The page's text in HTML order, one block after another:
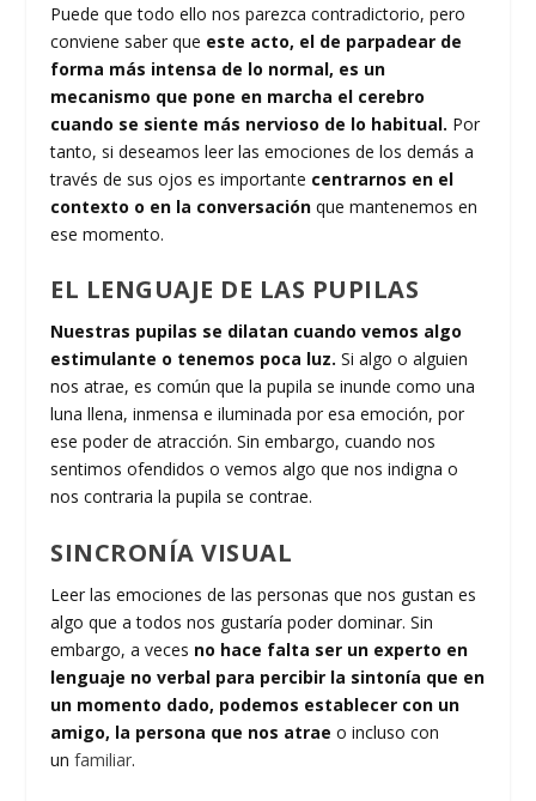
Puede que todo ello nos parezca contradictorio, pero
conviene saber que este acto, el de parpadear de
forma más intensa de lo normal, es un
mecanismo que pone en marcha el cerebro
cuando se siente más nervioso de lo habitual. Por
tanto, si deseamos leer las emociones de los demás a
través de sus ojos es importante centrarnos en el
contexto o en la conversación que mantenemos en
ese momento.
EL LENGUAJE DE LAS PUPILAS
Nuestras pupilas se dilatan cuando vemos algo
estimulante o tenemos poca luz. Si algo o alguien
nos atrae, es común que la pupila se inunde como una
luna llena, inmensa e iluminada por esa emoción, por
ese poder de atracción. Sin embargo, cuando nos
sentimos ofendidos o vemos algo que nos indigna o
nos contraria la pupila se contrae.
SINCRONÍA VISUAL
Leer las emociones de las personas que nos gustan es
algo que a todos nos gustaría poder dominar. Sin
embargo, a veces no hace falta ser un experto en
lenguaje no verbal para percibir la sintonía que en
un momento dado, podemos establecer con un
amigo, la persona que nos atrae o incluso con
unfamiliar.